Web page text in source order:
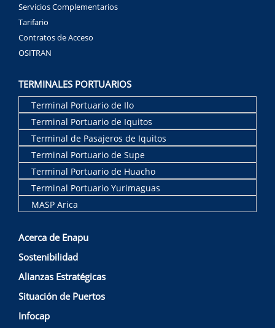
Servicios Complementarios
Tarifario
Contratos de Acceso
OSITRAN
TERMINALES PORTUARIOS
Terminal Portuario de Ilo
Terminal Portuario de Iquitos
Terminal de Pasajeros de Iquitos
Terminal Portuario de Supe
Terminal Portuario de Huacho
Terminal Portuario Yurimaguas
MASP Arica
Acerca de Enapu
Sostenibilidad
Alianzas Estratégicas
Situación de Puertos
Infocap